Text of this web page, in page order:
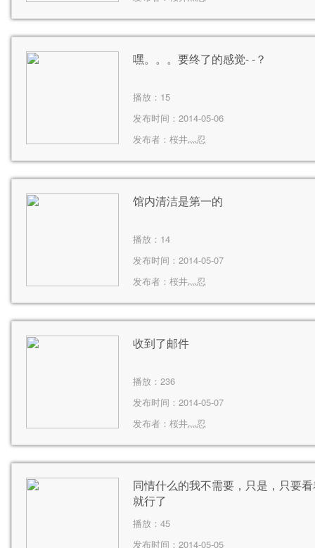
嘿。。。要终了的感觉- -？
播放： 15
发布时间：2014-05-06
发布者： 桜井灬忍
馆内清洁是第一的
播放： 14
发布时间：2014-05-07
发布者： 桜井灬忍
收到了邮件
播放： 236
发布时间：2014-05-07
发布者： 桜井灬忍
同情什么的我不需要，只是，只要
就行了
播放： 45
发布时间：2014-05-05